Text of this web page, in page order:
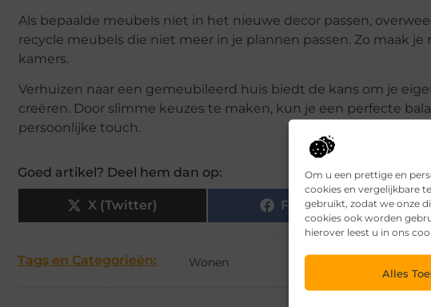
Om u een prettige en
cookies en vergelijkbare
gebruikt, zodat we onze
cookies ook worden
hierover leest u in ons
Alles
Als bepaalde meubels niet in het nieuwe decor passen,
recycle meubels die niet meer in je plannen passen. Zo maak
kamers.
Verhuizen naar een gemeubileerd huis biedt de kans om je
creëren. Door slimme keuzes te maken, kun je een perfecte
persoonlijke touch.
Goed artikel? Deel hem dan op:
X (Twitter) Facebook
Tags en Categorieën: Wonen